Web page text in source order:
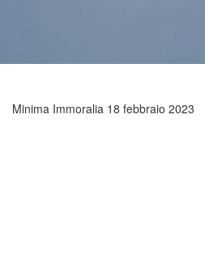
Minima Immoralia 18 febbraio 2023